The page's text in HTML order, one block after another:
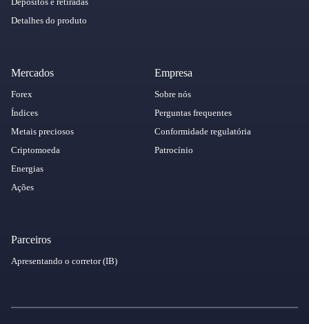
Depósitos e retiradas
Detalhes do produto
Mercados
Forex
Índices
Metais preciosos
Criptomoeda
Energias
Ações
Empresa
Sobre nós
Perguntas frequentes
Conformidade regulatória
Patrocínio
Parceiros
Apresentando o corretor (IB)